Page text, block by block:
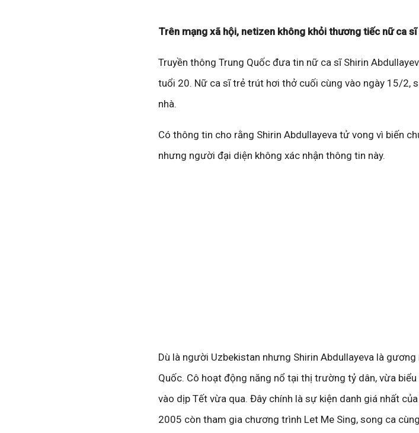
Trên mạng xã hội, netizen không khỏi thương tiếc nữ ca
Truyền thông Trung Quốc đưa tin nữ ca sĩ Shirin
tuổi 20. Nữ ca sĩ trẻ trút hơi thở cuối cùng vào ngày 15/2,
nhà.
Có thông tin cho rằng Shirin Abdullayeva tử vong vì biến
nhưng người đại diện không xác nhận thông tin này.
Dù là người Uzbekistan nhưng Shirin Abdullayeva là
Quốc. Cô hoạt động năng nổ tại thị trường tỷ dân, vừa biểu
vào dịp Tết vừa qua. Đây chính là sự kiện danh giá nhất
2005 còn tham gia chương trình Let Me Sing, song ca